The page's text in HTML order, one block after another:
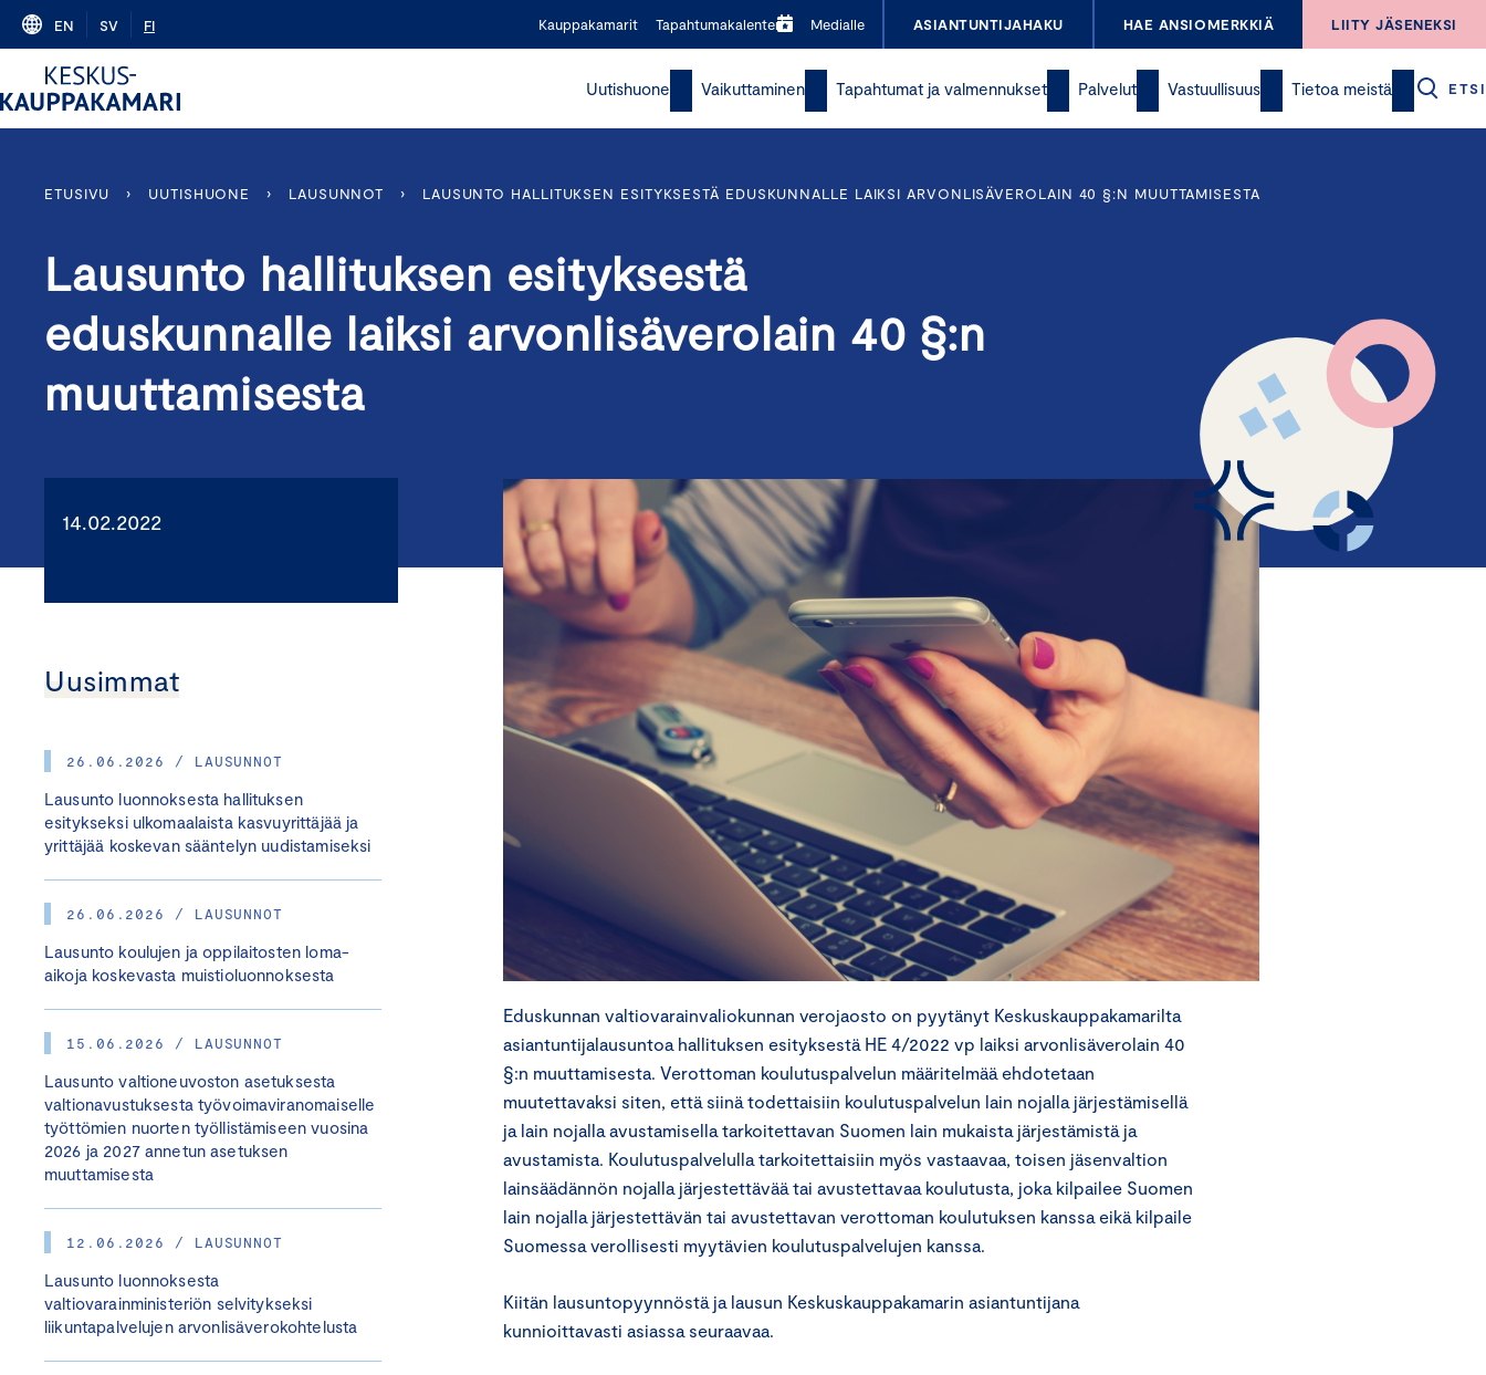
Skip
content
EN SV FI Kauppakamarit Tapahtumakalenteri Medialle ASIANTUNTIJAHAKU HAE ANSIOMERKKIÄ LIITY JÄSENEKSI
Uutishuone Vaikuttaminen Tapahtumat ja valmennukset Palvelut Vastuullisuus Tietoa meistä ETSI
ETUSIVU › UUTISHUONE › LAUSUNNOT › LAUSUNTO HALLITUKSEN ESITYKSESTÄ EDUSKUNNALLE LAIKSI ARVONLISÄVEROLAIN 40 §:N MUUTTAMISESTA
Lausunto hallituksen esityksestä
eduskunnalle laiksi arvonlisäverolain 40 §:n
muuttamisesta
14.02.2022
Uusimmat
26.06.2026 / LAUSUNNOT
Lausunto luonnoksesta hallituksen
esitykseksi ulkomaalaista kasvuyrittäjää ja
yrittäjää koskevan sääntelyn uudistamiseksi
26.06.2026 / LAUSUNNOT
Lausunto koulujen ja oppilaitosten loma-
aikoja koskevasta muistioluonnoksesta
15.06.2026 / LAUSUNNOT
Lausunto valtioneuvoston asetuksesta
valtionavustuksesta työvoimaviranomaiselle
työttömien nuorten työllistämiseen vuosina
2026 ja 2027 annetun asetuksen
muuttamisesta
12.06.2026 / LAUSUNNOT
Lausunto luonnoksesta
valtiovarainministeriön selvitykseksi
liikuntapalvelujen arvonlisäverokohtelusta
Eduskunnan valtiovarainvaliokunnan verojaosto on pyytänyt Keskuskauppakamarilta
asiantuntijalausuntoa hallituksen esityksestä HE 4/2022 vp laiksi arvonlisäverolain 40
§:n muuttamisesta. Verottoman koulutuspalvelun määritelmää ehdotetaan
muutettavaksi siten, että siinä todettaisiin koulutuspalvelun lain nojalla järjestämisellä
ja lain nojalla avustamisella tarkoitettavan Suomen lain mukaista järjestämistä ja
avustamista. Koulutuspalvelulla tarkoitettaisiin myös vastaavaa, toisen jäsenvaltion
lainsäädännön nojalla järjestettävää tai avustettavaa koulutusta, joka kilpailee Suomen
lain nojalla järjestettävän tai avustettavan verottoman koulutuksen kanssa eikä kilpaile
Suomessa verollisesti myytävien koulutuspalvelujen kanssa.
Kiitän lausuntopyynnöstä ja lausun Keskuskauppakamarin asiantuntijana
kunnioittavasti asiassa seuraavaa.